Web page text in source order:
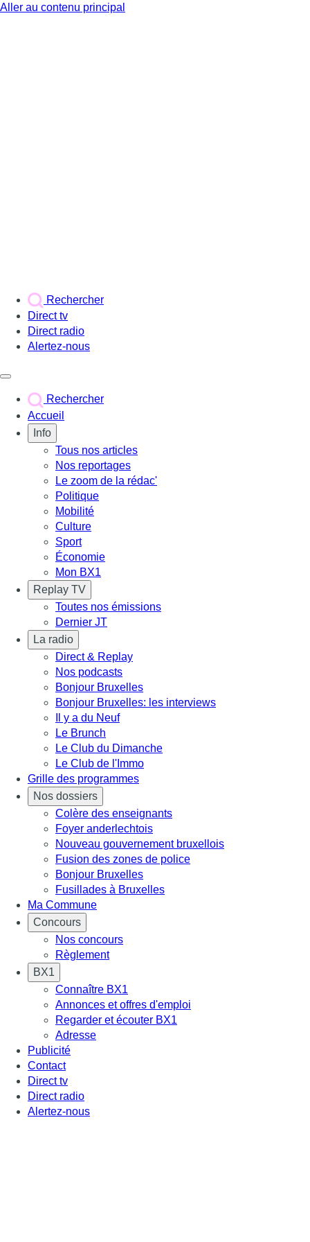
Aller au contenu principal
Rechercher
Direct tv
Direct radio
Alertez-nous
Rechercher
Accueil
Info
Tous nos articles
Nos reportages
Le zoom de la rédac'
Politique
Mobilité
Culture
Sport
Économie
Mon BX1
Replay TV
Toutes nos émissions
Dernier JT
La radio
Direct & Replay
Nos podcasts
Bonjour Bruxelles
Bonjour Bruxelles: les interviews
Il y a du Neuf
Le Brunch
Le Club du Dimanche
Le Club de l'Immo
Grille des programmes
Nos dossiers
Colère des enseignants
Foyer anderlechtois
Nouveau gouvernement bruxellois
Fusion des zones de police
Bonjour Bruxelles
Fusillades à Bruxelles
Ma Commune
Concours
Nos concours
Règlement
BX1
Connaître BX1
Annonces et offres d'emploi
Regarder et écouter BX1
Adresse
Publicité
Contact
Direct tv
Direct radio
Alertez-nous